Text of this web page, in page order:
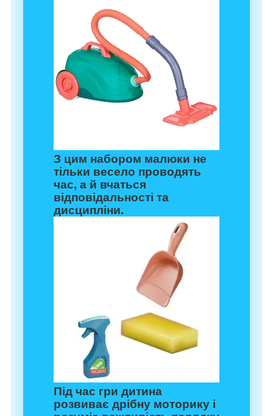
З цим набором малюки не
тільки весело проводять
час, а й вчаться
відповідальності та
дисципліни.
Під час гри дитина
розвиває дрібну моторику і